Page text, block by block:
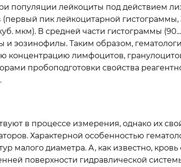
популяции лейкоциты под действием
пик лейкоцитарной гистограммы,
мкм). В средней части гистограммы
эозинофилы. Таким образом,
концентрацию лимфоцитов,
пробоподготовки свойства
в процессе измерения, однако их
Характерной особенностью
малого диаметра. А, как известно,
поверхности гидравлической